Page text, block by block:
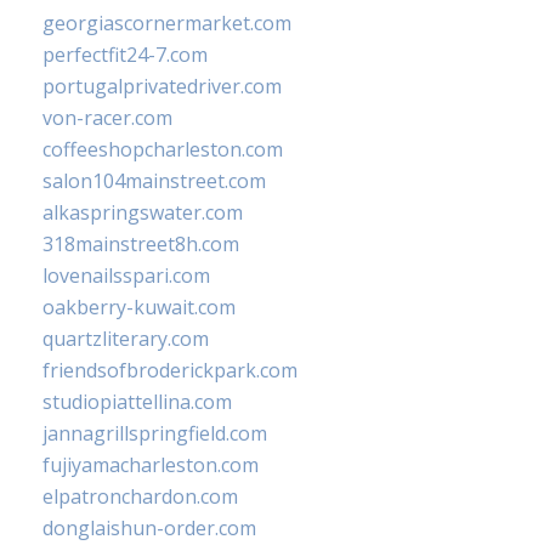
georgiascornermarket.com
perfectfit24-7.com
portugalprivatedriver.com
von-racer.com
coffeeshopcharleston.com
salon104mainstreet.com
alkaspringswater.com
318mainstreet8h.com
lovenailsspari.com
oakberry-kuwait.com
quartzliterary.com
friendsofbroderickpark.com
studiopiattellina.com
jannagrillspringfield.com
fujiyamacharleston.com
elpatronchardon.com
donglaishun-order.com